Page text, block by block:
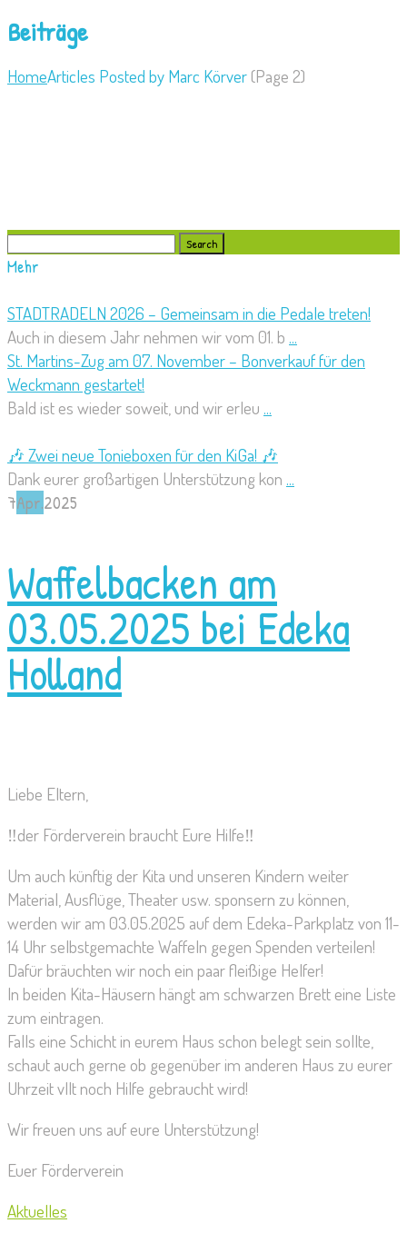
Beiträge
HomeArticles Posted by Marc Körver (Page 2)
Search
for:
Mehr
STADTRADELN 2026 – Gemeinsam in die Pedale treten!
Auch in diesem Jahr nehmen wir vom 01. b ...
St. Martins-Zug am 07. November – Bonverkauf für den
Weckmann gestartet!
Bald ist es wieder soweit, und wir erleu ...
🎶 Zwei neue Tonieboxen für den KiGa! 🎶
Dank eurer großartigen Unterstützung kon ...
7Apr.2025
Waffelbacken am
03.05.2025 bei Edeka
Holland
Liebe Eltern,
‼️der Förderverein braucht Eure Hilfe‼️
Um auch künftig der Kita und unseren Kindern weiter
Material, Ausflüge, Theater usw. sponsern zu können,
werden wir am 03.05.2025 auf dem Edeka-Parkplatz von 11-
14 Uhr selbstgemachte Waffeln gegen Spenden verteilen!
Dafür bräuchten wir noch ein paar fleißige Helfer!
In beiden Kita-Häusern hängt am schwarzen Brett eine Liste
zum eintragen.
Falls eine Schicht in eurem Haus schon belegt sein sollte,
schaut auch gerne ob gegenüber im anderen Haus zu eurer
Uhrzeit vllt noch Hilfe gebraucht wird!
Wir freuen uns auf eure Unterstützung!
Euer Förderverein
Aktuelles